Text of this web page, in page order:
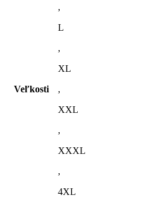
Veľkosti
,
L
,
XL
,
XXL
,
XXXL
,
4XL